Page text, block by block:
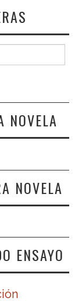
NOVELA
NOVELA
ENSAYO